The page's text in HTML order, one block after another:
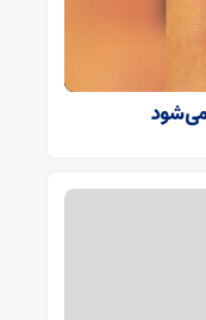
می‌شود